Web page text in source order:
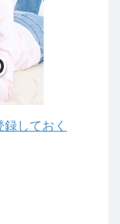
しておく